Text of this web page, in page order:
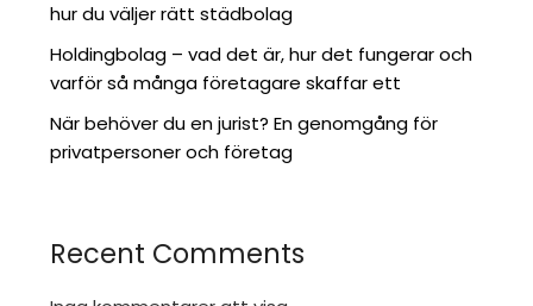
hur du väljer rätt städbolag
Holdingbolag – vad det är, hur det fungerar och
varför så många företagare skaffar ett
När behöver du en jurist? En genomgång för
privatpersoner och företag
Recent Comments